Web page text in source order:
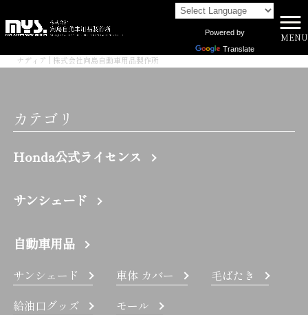
Powered by
Translate
MENU
ナディア | 株式会社向島自動車用品製作所
カテゴリ
Honda公式ライセンス
サンシェード
自動車用品
サンシェード 車体 カバー
毛ばたき
給油口グッズ
モール